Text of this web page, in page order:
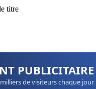
titre
PUBLICITAIRE
de visiteurs chaque jour